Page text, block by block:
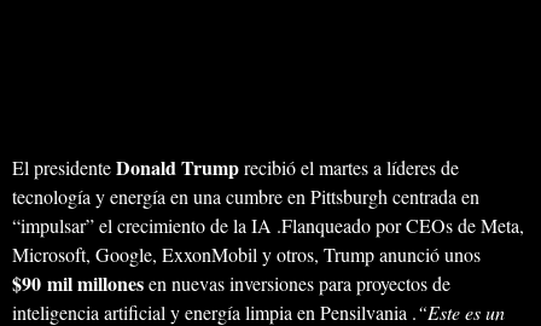
El presidenteDonald Trumprecibió el martes a líderes de
tecnología y energía en una cumbre en Pittsburgh centrada en
“impulsar” el crecimiento de la IA .Flanqueado por CEOs de Meta,
Microsoft, Google, ExxonMobil y otros, Trump anunció unos
$90 mil millonesen nuevas inversiones para proyectos de
inteligencia artificial y energía limpia en Pensilvania .“Este es un